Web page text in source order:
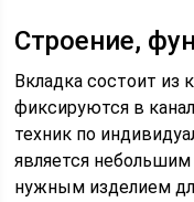
Строение,
Вкладка состоит из
фиксируются в
техник по
является
нужным изделием